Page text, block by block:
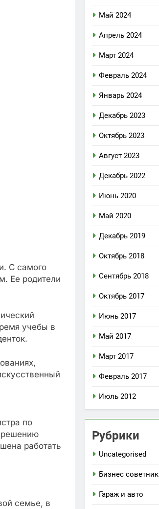
С самого
Ее родители
учебы в
по
решению
работать
семье, в
Май 2024
Апрель 2024
Март 2024
Февраль 2024
Январь 2024
Декабрь 2023
Октябрь 2023
Август 2023
Декабрь 2022
Июнь 2020
Май 2020
Декабрь 2019
Октябрь 2018
Сентябрь 2018
Октябрь 2017
Июнь 2017
Май 2017
Март 2017
Февраль 2017
Июль 2012
Рубрики
Uncategorised
Бизнес советник
Гараж и авто